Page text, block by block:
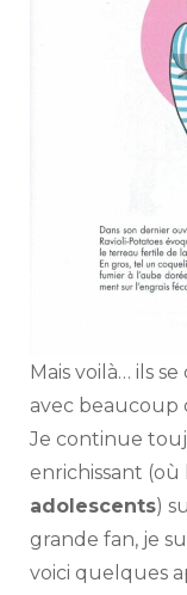
Mais voilà… ils
avec beaucoup
Je continue
enrichissant
adolescents)
grande fan, je
voici quelques